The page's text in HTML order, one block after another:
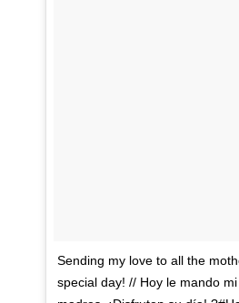
Sending my love to all the
special day! // Hoy le mando